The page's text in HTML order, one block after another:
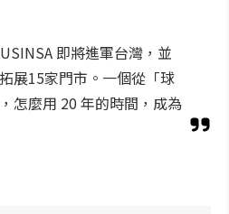
即將進軍台灣，並
展15家門市。一個從「球
怎麼用 20 年的時間，成為